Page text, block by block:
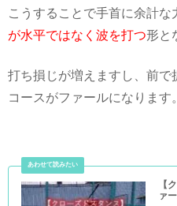
こうすることで手首に余計な
が水平ではなく波を打つ形と
打ち損じが増えますし、前
コースがファールになります。
【
ァ